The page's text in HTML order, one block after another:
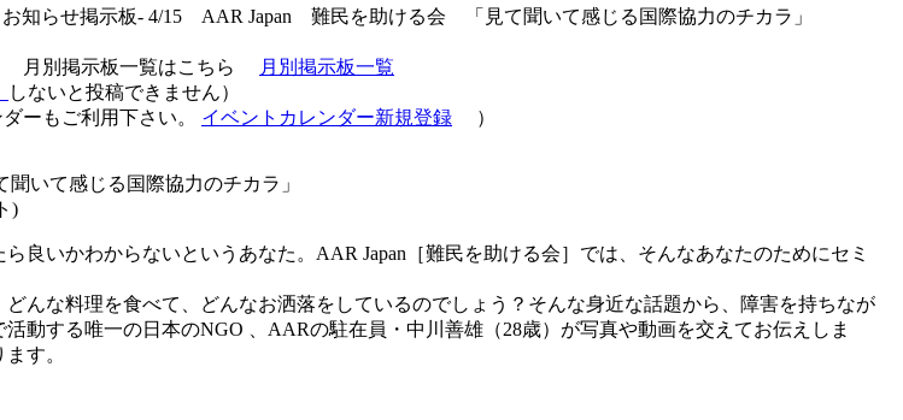
知らせ掲示板- 4/15 AAR Japan 難民を助ける会 「見て聞いて感じる国際協力のチカラ」
月別掲示板一覧はこちら
月別掲示板一覧
しないと投稿できません）
ーもご利用下さい。 イベントカレンダー新規登録 ）
いて感じる国際協力のチカラ」
)
良いかわからないというあなた。AAR Japan［難民を助ける会］では、そんなあなたのためにセミ
んな料理を食べて、どんなお洒落をしているのでしょう？そんな身近な話題から、障害を持ちなが
動する唯一の日本のNGO 、AARの駐在員・中川善雄（28歳）が写真や動画を交えてお伝えしま
す。